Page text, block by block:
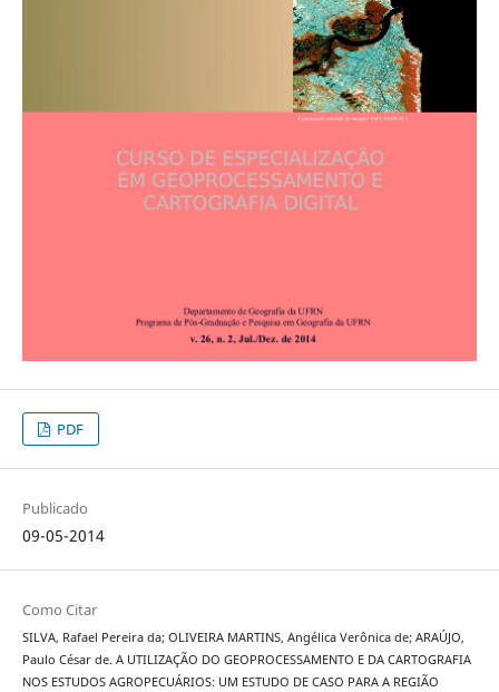
PDF
Publicado
09-05-2014
Como Citar
SILVA, Rafael Pereira da; OLIVEIRA MARTINS, Angélica Verônica de; ARAÚJO,
Paulo César de. A UTILIZAÇÃO DO GEOPROCESSAMENTO E DA CARTOGRAFIA
NOS ESTUDOS AGROPECUÁRIOS: UM ESTUDO DE CASO PARA A REGIÃO